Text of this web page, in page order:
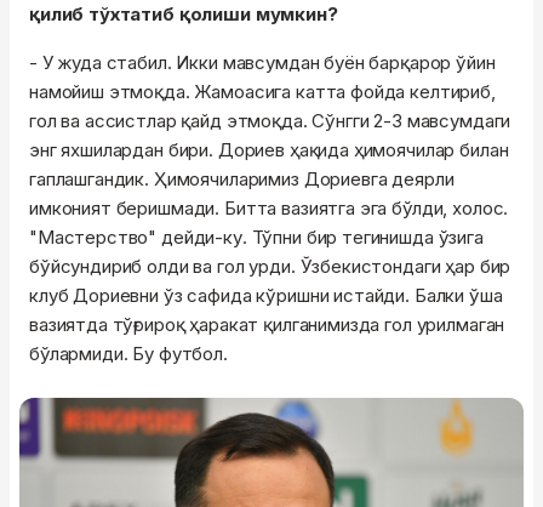
қилиб тўхтатиб қолиши мумкин?
- У жуда стабил. Икки мавсумдан буён барқарор ўйин
намойиш этмоқда. Жамоасига катта фойда келтириб,
гол ва ассистлар қайд этмоқда. Сўнгги 2-3 мавсумдаги
энг яхшилардан бири. Дориев ҳақида ҳимоячилар билан
гаплашгандик. Ҳимоячиларимиз Дориевга деярли
имконият беришмади. Битта вазиятга эга бўлди, холос.
"Мастерство" дейди-ку. Тўпни бир тегинишда ўзига
бўйсундириб олди ва гол урди. Ўзбекистондаги ҳар бир
клуб Дориевни ўз сафида кўришни истайди. Балки ўша
вазиятда тўғрироқ ҳаракат қилганимизда гол урилмаган
бўлармиди. Бу футбол.